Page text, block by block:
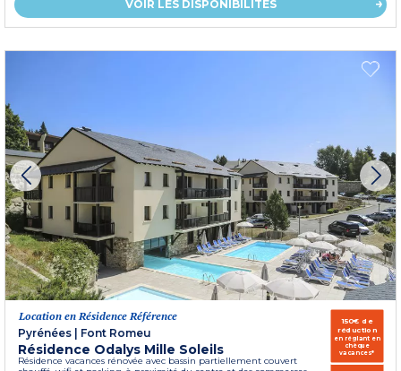
VOIR LES DISPONIBILITÉS
Location en Résidence Référence
Pyrénées
Font Romeu
Résidence Odalys Mille Soleils
Résidence vacances rénovée avec bassin partiellement couvert
150€ de
réduction
en réglant en
chèque
vacances*